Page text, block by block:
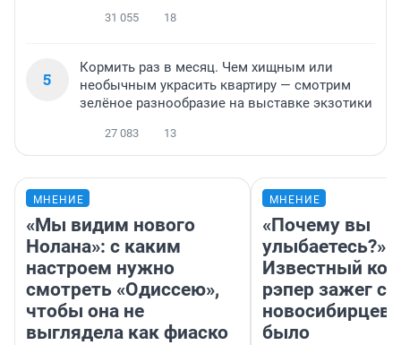
31 055 18
5
Кормить раз в месяц. Чем хищным или
необычным украсить квартиру — смотрим
зелёное разнообразие на выставке экзотики
27 083 13
МНЕНИЕ
«Мы видим нового
Нолана»: с каким
настроем нужно
смотреть «Одиссею»,
чтобы она не
выглядела как фиаско
МНЕНИЕ
«Почему вы
улыбаетесь?»
Известный
рэпер зажег с
новосибирцев:
было